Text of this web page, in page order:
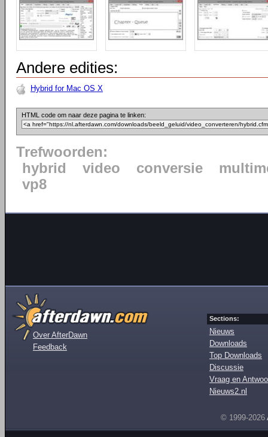
Andere edities:
Hybrid for Mac OS X
HTML code om naar deze pagina te linken:
Trefwoorden:
hybrid
video conversie
vp8
Over AfterDawn
Feedback
Sections:
Nieuws
Downloads
Top Downloads
Discussie
Vraag en
Nieuws2.nl
© 1999-2026